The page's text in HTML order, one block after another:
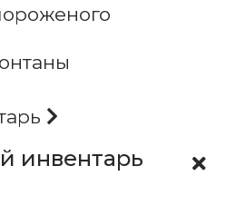
инвентарь